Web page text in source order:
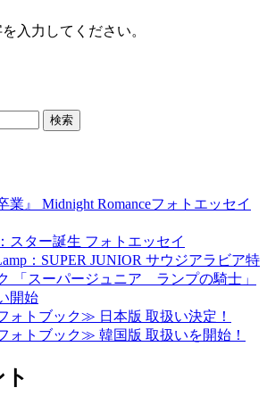
入力してください。
業』 Midnight Romanceフォトエッセイ
スター誕生 フォトエッセイ
：SUPER JUNIOR サウジアラビア特
「スーパージュニア ランプの騎士」
開始
ォトブック≫ 日本版 取扱い決定！
ォトブック≫ 韓国版 取扱いを開始！